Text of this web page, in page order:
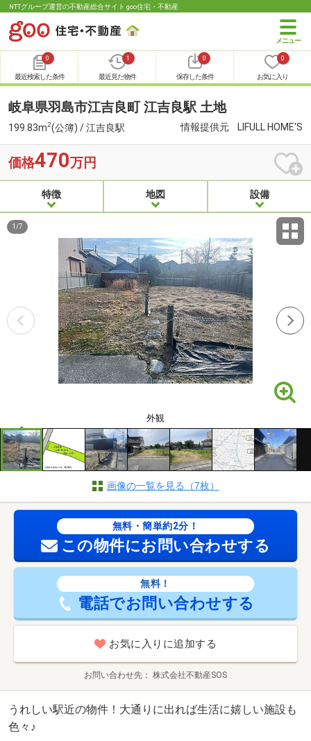
NTTグループ運営の不動産総合サイト goo住宅・不動産
0
最近検索した条件
1
最近見た物件
0
保存した条件
0
お気に入り
岐阜県羽島市江吉良町 江吉良駅 土地
199.83m2(公簿) / 江吉良駅 情報提供元 LIFULL HOME'S
価格470万円
特徴 地図 設備
外観
1 /7
画像の一覧を見る（7枚）
無料・簡単約2分！
この物件にお問い合わせする
無料！
電話でお問い合わせする
お気に入りに追加する
お問い合わせ先 株式会社不動産SOS
うれしい駅近の物件！大通りに出れば生活に嬉しい施設も
色々♪